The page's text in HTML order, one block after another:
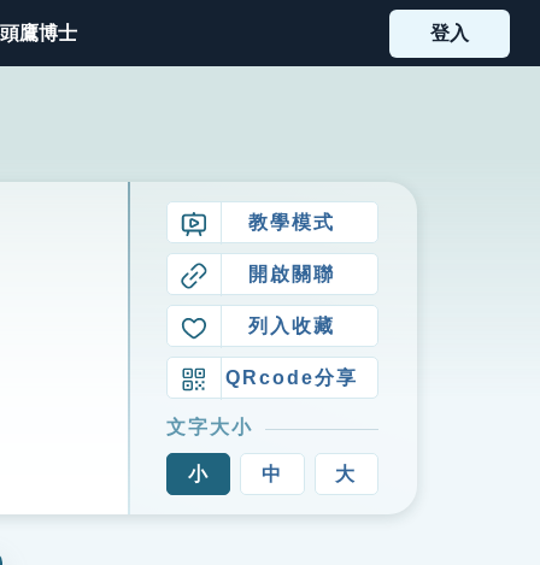
鷹博士 登入
教學模式
開啟關聯
列入收藏
QRcode分享
文字大小
小 中 大